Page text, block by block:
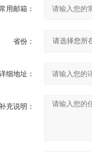
用邮箱：
省份：
细地址：
充说明：